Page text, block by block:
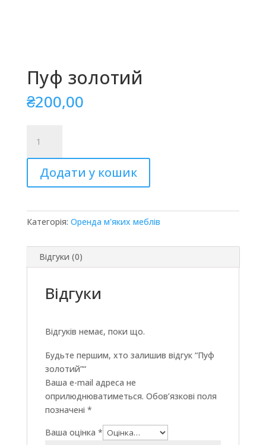
Пуф золотий
₴200,00
золотий
кількість
Додати у кошик
Категорія: Оренда м'яких меблів
Відгуки (0)
Відгуки
Відгуків немає, поки що.
Будьте першим, хто залишив відгук “Пуф
золотий”“
Ваша e-mail адреса не
оприлюднюватиметься. Обов’язкові поля
позначені *
Ваша оцінка *